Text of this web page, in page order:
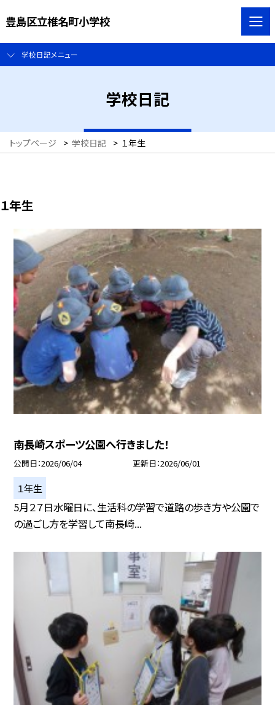
豊島区立椎名町小学校
学校日記メニュー
学校日記
トップページ > 学校日記 > １年生
１年生
南長崎スポーツ公園へ行きました！
公開日 2026/06/04 更新日 2026/06/01
１年生
5月２７日水曜日に、生活科の学習で道路の歩き方や公園で
の過ごし方を学習して南長崎...